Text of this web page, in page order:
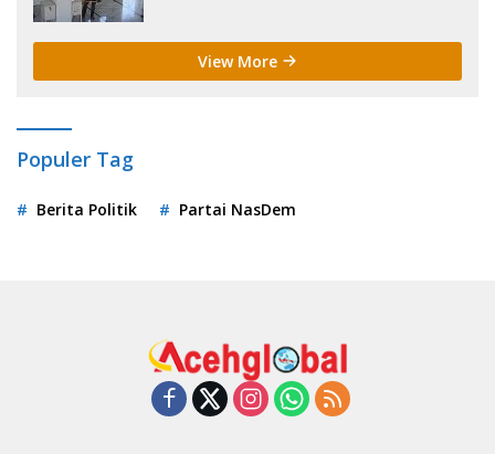
View More
Populer Tag
Berita Politik Partai NasDem